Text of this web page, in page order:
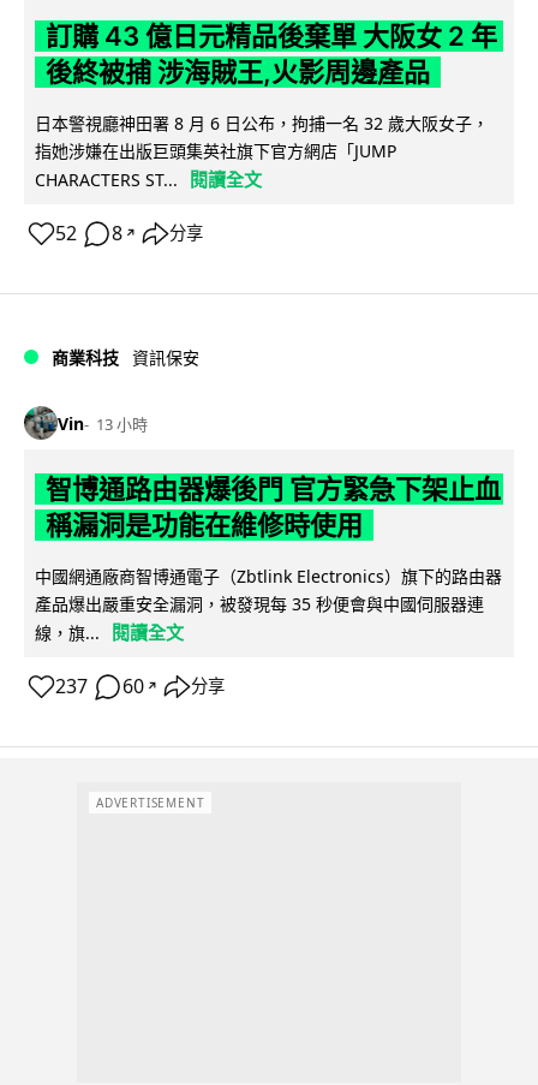
訂購 43 億日元精品後棄單 大阪女 2 年
後終被捕 涉海賊王,火影周邊產品
日本警視廳神田署 8 月 6 日公布，拘捕一名 32 歲大阪女子，
指她涉嫌在出版巨頭集英社旗下官方網店「JUMP
CHARACTERS ST...
閱讀全文
52 8 ↗ 分享
商業科技 資訊保安
Vin 13 小時
智博通路由器爆後門 官方緊急下架止血
稱漏洞是功能在維修時使用
中國網通廠商智博通電子（Zbtlink Electronics）旗下的路由器
產品爆出嚴重安全漏洞，被發現每 35 秒便會與中國伺服器連
線，旗...
閱讀全文
237 60 ↗ 分享
ADVERTISEMENT